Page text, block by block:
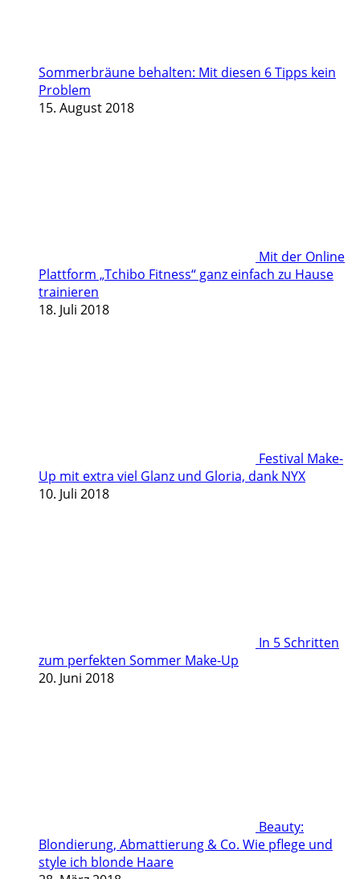
Sommerbräune behalten: Mit diesen 6 Tipps kein
Problem
15. August 2018
Mit der Online
Plattform „Tchibo Fitness“ ganz einfach zu Hause
trainieren
18. Juli 2018
Festival Make-
Up mit extra viel Glanz und Gloria, dank NYX
10. Juli 2018
In 5 Schritten
zum perfekten Sommer Make-Up
20. Juni 2018
Beauty:
Blondierung, Abmattierung & Co. Wie pflege und
style ich blonde Haare